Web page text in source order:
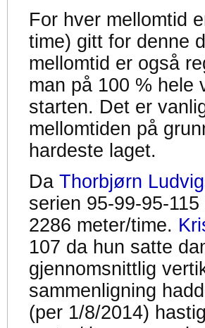
For hver mellomtid
time) gitt for denne
mellomtid er også
man på 100 % hele
starten. Det er
mellomtiden på
hardeste laget.
Da Thorbjørn
serien 95-99-95-
2286 meter/time.
107 da hun satte
gjennomsnittlig
sammenligning
(per 1/8/2014)